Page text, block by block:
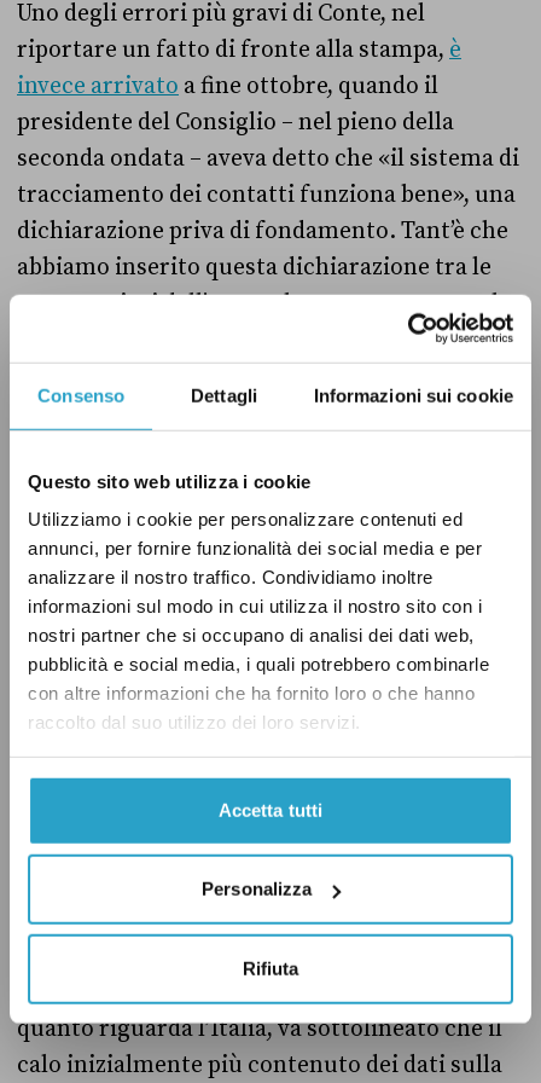
Consenso Dettagli Informazioni sui cookie
Questo sito web utilizza i cookie
Utilizziamo i cookie per personalizzare contenuti ed
annunci, per fornire funzionalità dei social media e per
analizzare il nostro traffico. Condividiamo inoltre
informazioni sul modo in cui utilizza il nostro sito con i
nostri partner che si occupano di analisi dei dati web,
pubblicità e social media, i quali potrebbero combinarle
con altre informazioni che ha fornito loro o che hanno
raccolto dal suo utilizzo dei loro servizi.
Accetta tutti
Personalizza
Rifiuta
Uno degli errori più gravi di Conte, nel
riportare un fatto di fronte alla stampa, è
invece arrivato a fine ottobre, quando il
presidente del Consiglio – nel pieno della
seconda ondata – aveva detto che «il sistema di
tracciamento dei contatti funziona bene», una
dichiarazione priva di fondamento. Tant’è che
abbiamo inserito questa dichiarazione tra le
otto peggiori dell’anno, che potete votare nel
Pagella Cup 2020a
dei politici italiani nel 2020
Conte e i risultati esagerati sull’economia (e
non solo)
Nello specifico, un altro tema su cui il
presidente del Consiglio ha fatto uscite
esagerate durante l’anno è stato quello relativo
ai dati sull’economia e l’occupazione. Per
esempio, in estate Conteha detto
differenza degli altri Paesi, voleva evitare
l’aumento della disoccupazione, rivendicando
dei risultati eccessivi. Anche molti altri Stati
infatti hanno messo in campo misure per
quanto riguarda l’Italia, va sottolineato che il
calo inizialmente più contenuto dei dati sulla